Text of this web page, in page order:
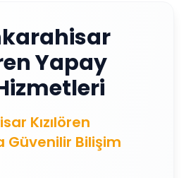
Yapay
Kızılören
Güvenilir Bilişim